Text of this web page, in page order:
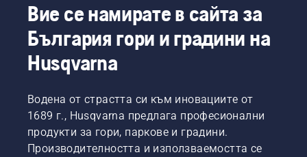
да се
изтънее?
Възможно
въобще?
Обърнахме
се към
едни от
най-
Вие се намирате в сайта за
България гори и градини на
Husqvarna
Водена от страстта си към иновациите от
1689 г., Husqvarna предлага професионални
продукти за гори, паркове и градини.
Производителността и използваемостта се